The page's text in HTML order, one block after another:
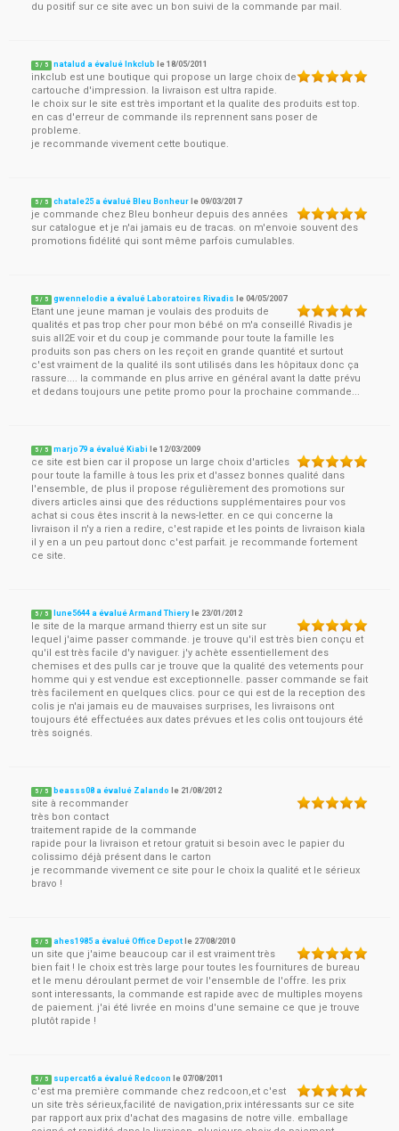
du positif sur ce site avec un bon suivi de la commande par mail.
5 / 5 natalud a évalué Inkclub le18/05/2011
inkclub est une boutique qui propose un large choix de
cartouche d'impression. la livraison est ultra rapide.
le choix sur le site est très important et la qualite des produits est top.
en cas d'erreur de commande ils reprennent sans poser de
probleme.
je recommande vivement cette boutique.
5 / 5 chatale25 a évalué Bleu Bonheur le09/03/2017
je commande chez Bleu bonheur depuis des années
sur catalogue et je n'ai jamais eu de tracas. on m'envoie souvent des
promotions fidélité qui sont même parfois cumulables.
5 / 5 gwennelodie a évalué Laboratoires Rivadis le04/05/2007
Etant une jeune maman je voulais des produits de
qualités et pas trop cher pour mon bébé on m'a conseillé Rivadis je
suis all2E voir et du coup je commande pour toute la famille les
produits son pas chers on les reçoit en grande quantité et surtout
c'est vraiment de la qualité ils sont utilisés dans les hôpitaux donc ça
rassure.... la commande en plus arrive en général avant la datte prévu
et dedans toujours une petite promo pour la prochaine commande...
5 / 5 marjo79 a évalué Kiabi le12/03/2009
ce site est bien car il propose un large choix d'articles
pour toute la famille à tous les prix et d'assez bonnes qualité dans
l'ensemble, de plus il propose régulièrement des promotions sur
divers articles ainsi que des réductions supplémentaires pour vos
achat si cous êtes inscrit à la news-letter. en ce qui concerne la
livraison il n'y a rien a redire, c'est rapide et les points de livraison kiala
il y en a un peu partout donc c'est parfait. je recommande fortement
ce site.
5 / 5 lune5644 a évalué Armand Thiery le 23/01/2012
le site de la marque armand thierry est un site sur
lequel j'aime passer commande. je trouve qu'il est très bien conçu et
qu'il est très facile d'y naviguer. j'y achète essentiellement des
chemises et des pulls car je trouve que la qualité des vetements pour
homme qui y est vendue est exceptionnelle. passer commande se fait
très facilement en quelques clics. pour ce qui est de la reception des
colis je n'ai jamais eu de mauvaises surprises, les livraisons ont
toujours été effectuées aux dates prévues et les colis ont toujours été
très soignés.
5 / 5 beasss08 a évalué Zalando le 21/08/2012
site à recommander
très bon contact
traitement rapide de la commande
rapide pour la livraison et retour gratuit si besoin avec le papier du
colissimo déjà présent dans le carton
je recommande vivement ce site pour le choix la qualité et le sérieux
bravo !
5 / 5 ahes1985 a évalué Office Depot le 27/08/2010
un site que j'aime beaucoup car il est vraiment très
bien fait ! le choix est très large pour toutes les fournitures de bureau
et le menu déroulant permet de voir l'ensemble de l'offre. les prix
sont interessants, la commande est rapide avec de multiples moyens
de paiement. j'ai été livrée en moins d'une semaine ce que je trouve
plutôt rapide !
5 / 5 supercat6 a évalué Redcoon le07/08/2011
c'est ma première commande chez redcoon,et c'est
un site très sérieux,facilité de navigation,prix intéressants sur ce site
par rapport aux prix d'achat des magasins de notre ville. emballage